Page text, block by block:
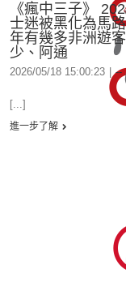
《瘋中三子》
士迷被黑化為馬
年有幾多非洲遊
少、阿通
2026/05/18 15:00:23 --
[...]
進一步了解